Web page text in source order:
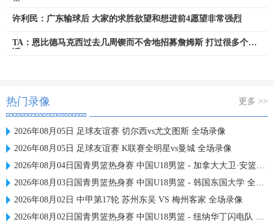
许利民：广东输球后 大家的求胜欲望和想进前4愿望非常强烈
TA：恩比德马克西过去几周锲而不舍地招募詹姆斯 打过很多个电
热门录像 更多 >>
2026年08月05日 足球友谊赛 切尔西vs尤文图斯 全场录像
2026年08月05日 足球友谊赛 K联赛全明星vs曼城 全场录像
2026年08月04日国青男篮热身赛 中国U18男篮 - 加拿大大卫·安篮球学院 全场录像
2026年08月03日国青男篮热身赛 中国U18男篮 - 韩国东国大学 全场录像
2026年08月02日 中甲第17轮 苏州东吴 VS 梅州客家 全场录像
2026年08月02日国青男篮热身赛 中国U18男篮 - 纽纳华丁闪电队 全场录像